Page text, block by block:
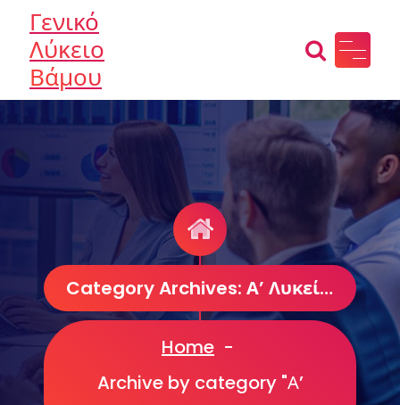
content
Γενικό
Λύκειο
Βάμου
Category Archives: Α’ Λυκείου
Home -
Archive by category "Α’